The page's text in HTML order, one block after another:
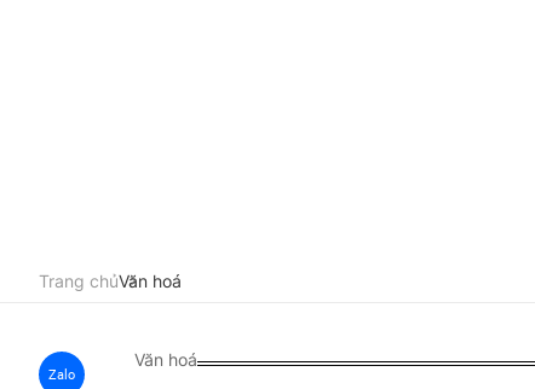
Trang chủVăn hoá
Zalo
Văn hoá